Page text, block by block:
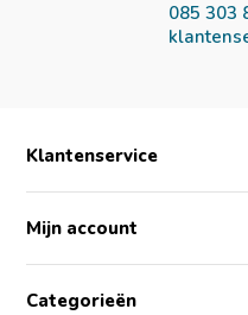
085 303
Klantenservice
Mijn account
Categorieën